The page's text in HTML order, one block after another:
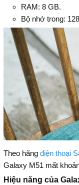
RAM: 8 GB.
Bộ nhớ trong:
Theo hãng điện thoại
Galaxy M51 mất
Hiệu năng của